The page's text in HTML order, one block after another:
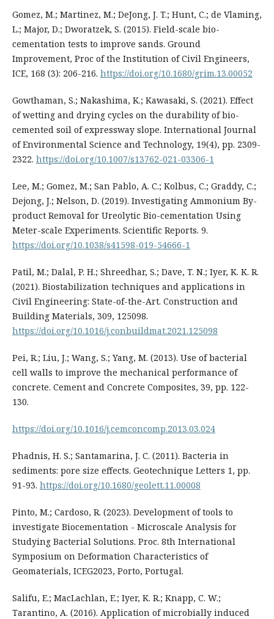
Gomez, M.; Martinez, M.; DeJong, J. T.; Hunt, C.; de Vlaming,
L.; Major, D.; Dworatzek, S. (2015). Field-scale bio-
cementation tests to improve sands. Ground
Improvement, Proc of the Institution of Civil Engineers,
ICE, 168 (3): 206-216. https://doi.org/10.1680/grim.13.00052
Gowthaman, S.; Nakashima, K.; Kawasaki, S. (2021). Effect
of wetting and drying cycles on the durability of bio-
cemented soil of expressway slope. International Journal
of Environmental Science and Technology, 19(4), pp. 2309-
2322. https://doi.org/10.1007/s13762-021-03306-1
Lee, M.; Gomez, M.; San Pablo, A. C.; Kolbus, C.; Graddy, C.;
Dejong, J.; Nelson, D. (2019). Investigating Ammonium By-
product Removal for Ureolytic Bio-cementation Using
Meter-scale Experiments. Scientific Reports. 9.
https://doi.org/10.1038/s41598-019-54666-1
Patil, M.; Dalal, P. H.; Shreedhar, S.; Dave, T. N.; Iyer, K. K. R.
(2021). Biostabilization techniques and applications in
Civil Engineering: State-of-the-Art. Construction and
Building Materials, 309, 125098.
https://doi.org/10.1016/j.conbuildmat.2021.125098
Pei, R.; Liu, J.; Wang, S.; Yang, M. (2013). Use of bacterial
cell walls to improve the mechanical performance of
concrete. Cement and Concrete Composites, 39, pp. 122-
130.
https://doi.org/10.1016/j.cemconcomp.2013.03.024
Phadnis, H. S.; Santamarina, J. C. (2011). Bacteria in
sediments: pore size effects. Geotechnique Letters 1, pp.
91-93. https://doi.org/10.1680/geolett.11.00008
Pinto, M.; Cardoso, R. (2023). Development of tools to
investigate Biocementation - Microscale Analysis for
Studying Bacterial Solutions. Proc. 8th International
Symposium on Deformation Characteristics of
Geomaterials, ICEG2023, Porto, Portugal.
Salifu, E.; MacLachlan, E.; Iyer, K. R.; Knapp, C. W.;
Tarantino, A. (2016). Application of microbially induced